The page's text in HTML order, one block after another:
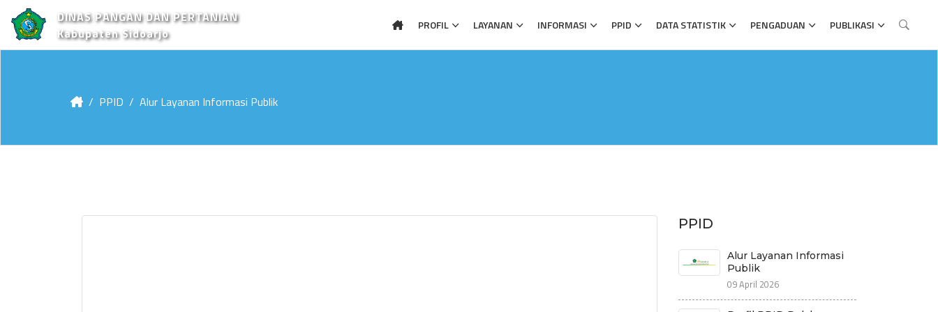
DINAS PANGAN DAN PERTANIAN
Kabupaten Sidoarjo
PROFIL LAYANAN INFORMASI PPID DATA STATISTIK PENGADUAN PUBLIKASI
PPID Alur Layanan Informasi Publik
PPID
Alur Layanan Informasi
Publik
09 April 2026